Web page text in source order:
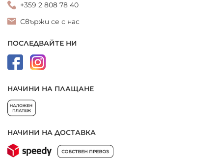
+359 2 808 78 40
Свържи се с нас
ПОСЛЕДВАЙТЕ НИ
НАЧИНИ НА ПЛАЩАНЕ
НАЧИНИ НА ДОСТАВКА